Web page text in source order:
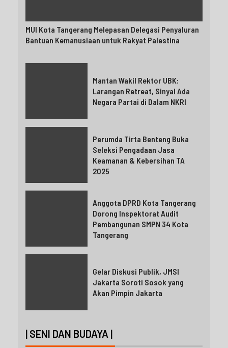
MUI Kota Tangerang Melepasan Delegasi Penyaluran
Bantuan Kemanusiaan untuk Rakyat Palestina
Mantan Wakil Rektor UBK:
Larangan Retreat, Sinyal Ada
Negara Partai di Dalam NKRI
Perumda Tirta Benteng Buka
Seleksi Pengadaan Jasa
Keamanan & Kebersihan TA
2025
Anggota DPRD Kota Tangerang
Dorong Inspektorat Audit
Pembangunan SMPN 34 Kota
Tangerang
Gelar Diskusi Publik, JMSI
Jakarta Soroti Sosok yang
Akan Pimpin Jakarta
| SENI DAN BUDAYA |